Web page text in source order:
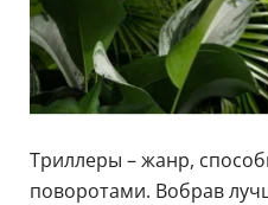
Триллеры – жанр,
поворотами. Вобрав